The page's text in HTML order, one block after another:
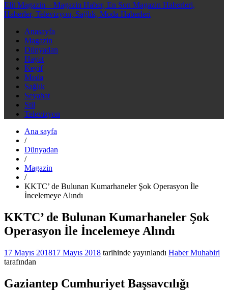
Elit Magazin – Magazin Haber, En Son Magazin Haberleri,
Haberler, Televizyon, Sağlık, Moda Haberleri
Anasayfa
Magazin
Dünyadan
Hayat
Keyif
Moda
Sağlık
Seyahat
Stil
Televizyon
Ana sayfa
/
Dünyadan
/
Magazin
/
KKTC’ de Bulunan Kumarhaneler Şok Operasyon İle
İncelemeye Alındı
KKTC’ de Bulunan Kumarhaneler Şok
Operasyon İle İncelemeye Alındı
17 Mayıs 201817 Mayıs 2018 tarihinde yayınlandı Haber Muhabiri
tarafından
Gaziantep Cumhuriyet Başsavcılığı